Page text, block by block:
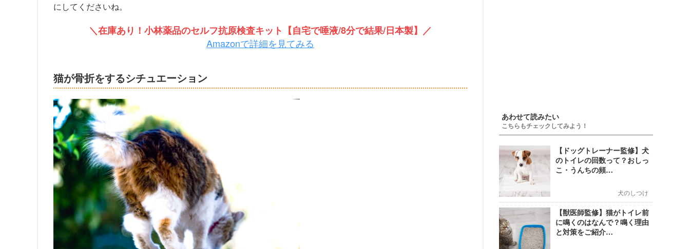
にしてくださいね。
＼在庫あり！小林薬品のセルフ抗原検査キット【自宅で唾液/8分で結果/日本製】／
Amazonで詳細を見てみる
猫が骨折をするシチュエーション
あわせて読みたい
こちらもチェックしてみよう！
【ドッグトレーナー監修】犬
のトイレの回数って？おしっ
こ・うんちの頻…
犬のしつけ
【獣医師監修】猫がトイレ前
に鳴くのはなんで？鳴く理由
と対策をご紹介…